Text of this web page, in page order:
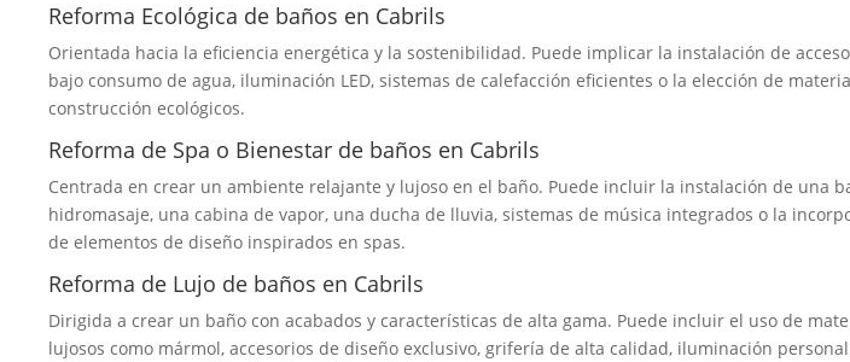
Reforma Ecológica de baños en Cabrils
Orientada hacia la eficiencia energética y la sostenibilidad. Puede implicar la instalación de
bajo consumo de agua, iluminación LED, sistemas de calefacción eficientes o la elección de
construcción ecológicos.
Reforma de Spa o Bienestar de baños en Cabrils
Centrada en crear un ambiente relajante y lujoso en el baño. Puede incluir la instalación de una
hidromasaje, una cabina de vapor, una ducha de lluvia, sistemas de música integrados o la
de elementos de diseño inspirados en spas.
Reforma de Lujo de baños en Cabrils
Dirigida a crear un baño con acabados y características de alta gama. Puede incluir el uso de
lujosos como mármol, accesorios de diseño exclusivo, grifería de alta calidad, iluminación